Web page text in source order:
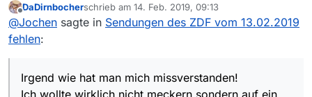
mögliches Problem hinweisen!
Wie darf ich den so einen Hinweis formulieren, dass
Offline
DaDirnbocherschrieb am 14. Feb. 2019, 09:13
zuletzt editiert von
@Jochen sagte in Sendungen des ZDF vom 13.02.2019
fehlen:
Irgend wie hat man mich missverstanden!